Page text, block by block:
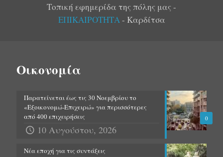
Τοπική εφημερίδα της πόλης μας -
ΕΠΙΚΑΙΡΟΤΗΤΑ - Καρδίτσα
Οικονομία
0
Παρατείνεται έως τις 30 Νοεμβρίου το
«Εξοικονομώ-Επιχειρώ» για περισσότερες
από 400 επιχειρήσεις
10 Αυγούστου, 2026
Νέα εποχή για τις συντάξεις